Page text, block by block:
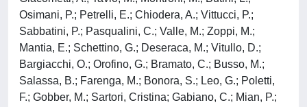
Osimani, P.; Petrelli, E.; Chiodera, A.; Vittucci, P.;
Sabbatini, P.; Pasqualini, C.; Valle, M.; Zoppi, M.;
Mantia, E.; Schettino, G.; Deseraca, M.; Vitullo, D.;
Bargiacchi, O.; Orofino, G.; Bramato, C.; Busso, M.;
Salassa, B.; Farenga, M.; Bonora, S.; Leo, G.; Poletti,
F.; Gobber, M.; Sartori, Cristina; Gabiano, C.; Mian, P.;